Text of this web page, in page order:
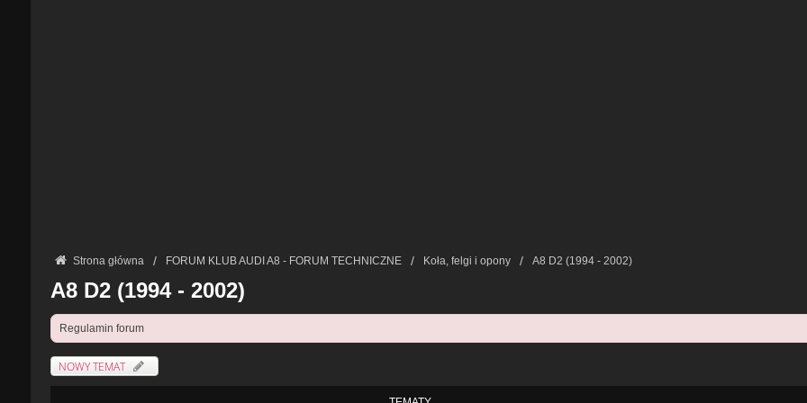
Strona główna FORUM KLUB AUDI A8 - FORUM TECHNICZNE Koła, felgi i opony A8 D2 (1994 - 2002)
A8 D2 (1994 - 2002)
Regulamin forum
NOWY TEMAT